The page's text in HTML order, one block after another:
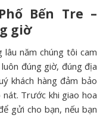
Bến Tre –
giờ
năm chúng tôi cam
đúng giờ, đúng địa
khách hàng đảm bảo
Trước khi giao hoa
gửi cho bạn, nếu bạn